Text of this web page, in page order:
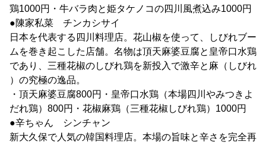
鶏1000円・牛バラ肉と姫タケノコの四川風煮込み1000円
●陳家私菜 チンカシサイ
日本を代表する四川料理店。花山椒を使って、しびれブー
ムを巻き起こした店舗。名物は頂天麻婆豆腐と皇帝口水鶏
であり、三種花椒のしびれ鶏を新投入で激辛と麻（しびれ
）の究極の逸品。
・頂天麻婆豆腐800円・皇帝口水鶏（本場四川やみつきよ
だれ鶏）800円・花椒麻鶏（三種花椒しびれ鶏）1000円
●辛ちゃん シンチャン
新大久保で人気の韓国料理店。本場の旨味と辛さを完全再